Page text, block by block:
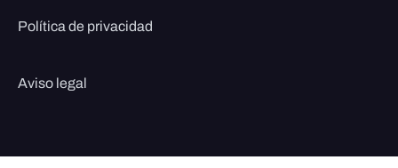
Política de privacidad
Aviso legal